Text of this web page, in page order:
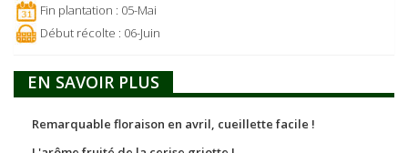
Fin plantation : 05-Mai
Début récolte : 06-Juin
EN SAVOIR PLUS
Remarquable floraison en avril, cueillette facile !